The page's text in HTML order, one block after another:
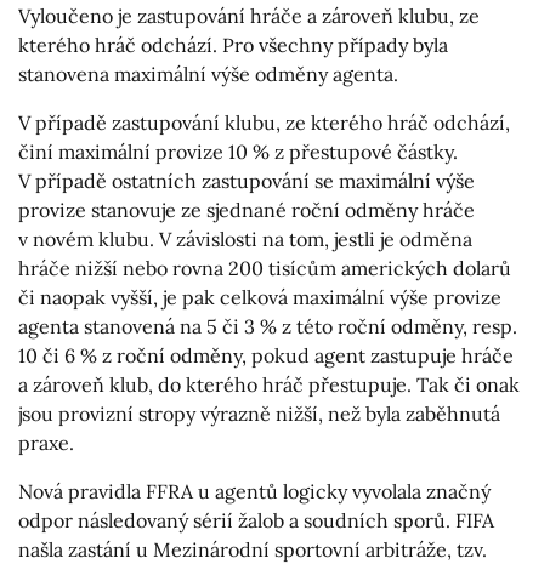
Vyloučeno je zastupování hráče a zároveň klubu, ze
kterého hráč odchází. Pro všechny případy byla
stanovena maximální výše odměny agenta.
V případě zastupování klubu, ze kterého hráč odchází,
činí maximální provize 10 % z přestupové částky.
V případě ostatních zastupování se maximální výše
provize stanovuje ze sjednané roční odměny hráče
v novém klubu. V závislosti na tom, jestli je odměna
hráče nižší nebo rovna 200 tisícům amerických dolarů
či naopak vyšší, je pak celková maximální výše provize
agenta stanovená na 5 či 3 % z této roční odměny, resp.
10 či 6 % z roční odměny, pokud agent zastupuje hráče
a zároveň klub, do kterého hráč přestupuje. Tak či onak
jsou provizní stropy výrazně nižší, než byla zaběhnutá
praxe.
Nová pravidla FFRA u agentů logicky vyvolala značný
odpor následovaný sérií žalob a soudních sporů. FIFA
našla zastání u Mezinárodní sportovní arbitráže, tzv.